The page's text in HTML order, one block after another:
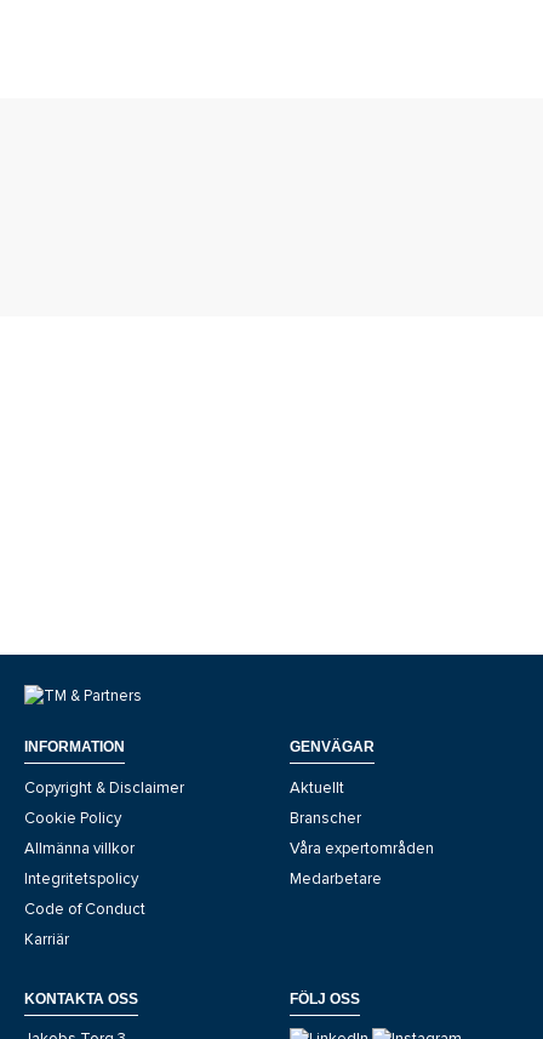
INFORMATION
Copyright & Disclaimer
Cookie Policy
Allmänna villkor
Integritetspolicy
Code of Conduct
Karriär
GENVÄGAR
Aktuellt
Branscher
Våra expertområden
Medarbetare
KONTAKTA OSS FÖLJ OSS